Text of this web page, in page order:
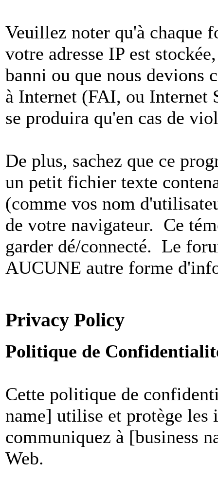
Veuillez noter qu'à chaque
votre adresse IP est
banni ou que nous devions
à Internet (FAI, ou
se produira qu'en cas de
De plus, sachez que ce
un petit fichier texte
(comme vos nom
de votre navigateur. Ce
garder dé/connecté. Le
AUCUNE autre forme
Privacy Policy
Politique de
Cette politique de
name] utilise et protège les
communiquez à [business
Web.